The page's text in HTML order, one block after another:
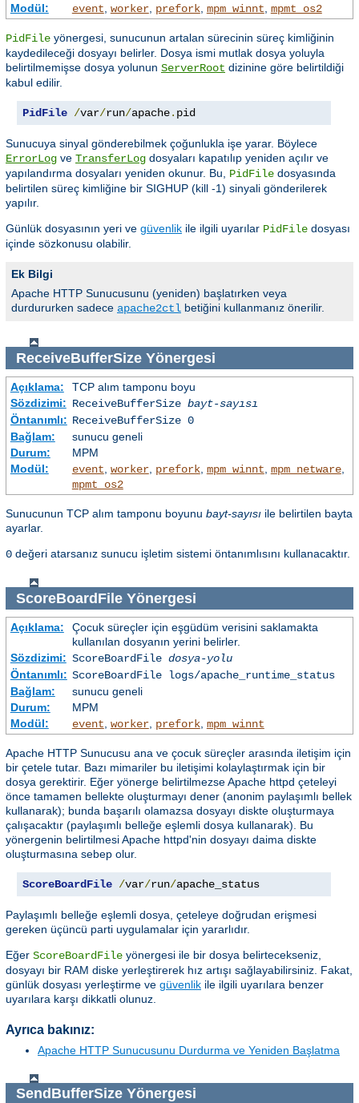
Modül:
event worker, prefork, mpm_winnt mpmt_os2
PidFile yönergesi, sunucunun artalan sürecinin süreç kimliğinin
kaydedileceği dosyayı belirler. Dosya ismi mutlak dosya yoluyla
belirtilmemişse dosya yolunun ServerRoot dizinine göre belirtildiği
kabul edilir.
PidFile /var/run/apache. pid
Sunucuya sinyal gönderebilmek çoğunlukla işe yarar. Böylece
ErrorLog ve TransferLog dosyaları kapatılıp yeniden açılır ve
yapılandırma dosyaları yeniden okunur. Bu, PidFile dosyasında
belirtilen süreç kimliğine bir SIGHUP (kill -1) sinyali gönderilerek
yapılır.
Günlük dosyasının yeri ve güvenlik ile ilgili uyarılar PidFile dosyası
içinde sözkonusu olabilir.
Ek Bilgi
Apache HTTP Sunucusunu (yeniden) başlatırken veya
durdururken sadece apache2ctl betiğini kullanmanız önerilir.
ReceiveBufferSizeYönergesi
Açıklama:
TCP alım tamponu boyu
Sözdizimi: ReceiveBufferSize bayt-sayısı
Öntanımlı: ReceiveBufferSize 0
Bağlam:
sunucu geneli
Durum:
MPM
Modül:
event worker, prefork, mpm_winnt mpm_netware,
mpmt_os2
Sunucunun TCP alım tamponu boyunu bayt-sayısı ile belirtilen bayta
ayarlar.
0 değeri atarsanız sunucu işletim sistemi öntanımlısını kullanacaktır.
ScoreBoardFileYönergesi
Açıklama:
Çocuk süreçler için eşgüdüm verisini saklamakta
kullanılan dosyanın yerini belirler.
Sözdizimi: ScoreBoardFile dosya-yolu
Öntanımlı: ScoreBoardFile logs/apache_runtime_status
Bağlam:
sunucu geneli
Durum:
MPM
Modül:
event, worker, prefork, mpm_winnt
Apache HTTP Sunucusu ana ve çocuk süreçler arasında iletişim için
bir çetele tutar. Bazı mimariler bu iletişimi kolaylaştırmak için bir
dosya gerektirir. Eğer yönerge belirtilmezse Apache httpd çeteleyi
önce tamamen bellekte oluşturmayı dener (anonim paylaşımlı bellek
kullanarak); bunda başarılı olamazsa dosyayı diskte oluşturmaya
çalışacaktır (paylaşımlı belleğe eşlemli dosya kullanarak). Bu
yönergenin belirtilmesi Apache httpd'nin dosyayı daima diskte
oluşturmasına sebep olur.
ScoreBoardFile /var/run/apache_status
Paylaşımlı belleğe eşlemli dosya, çeteleye doğrudan erişmesi
gereken üçüncü parti uygulamalar için yararlıdır.
Eğer ScoreBoardFile yönergesi ile bir dosya belirtecekseniz,
dosyayı bir RAM diske yerleştirerek hız artışı sağlayabilirsiniz. Fakat,
günlük dosyası yerleştirme ve güvenlik ile ilgili uyarılara benzer
uyarılara karşı dikkatli olunuz.
Ayrıca bakınız:
Apache HTTP Sunucusunu Durdurma ve Yeniden Başlatma
SendBufferSizeYönergesi